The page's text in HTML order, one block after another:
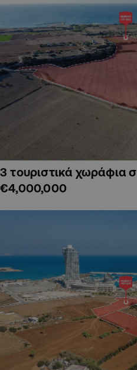
3 τουριστικά χωράφια
€4,000,000